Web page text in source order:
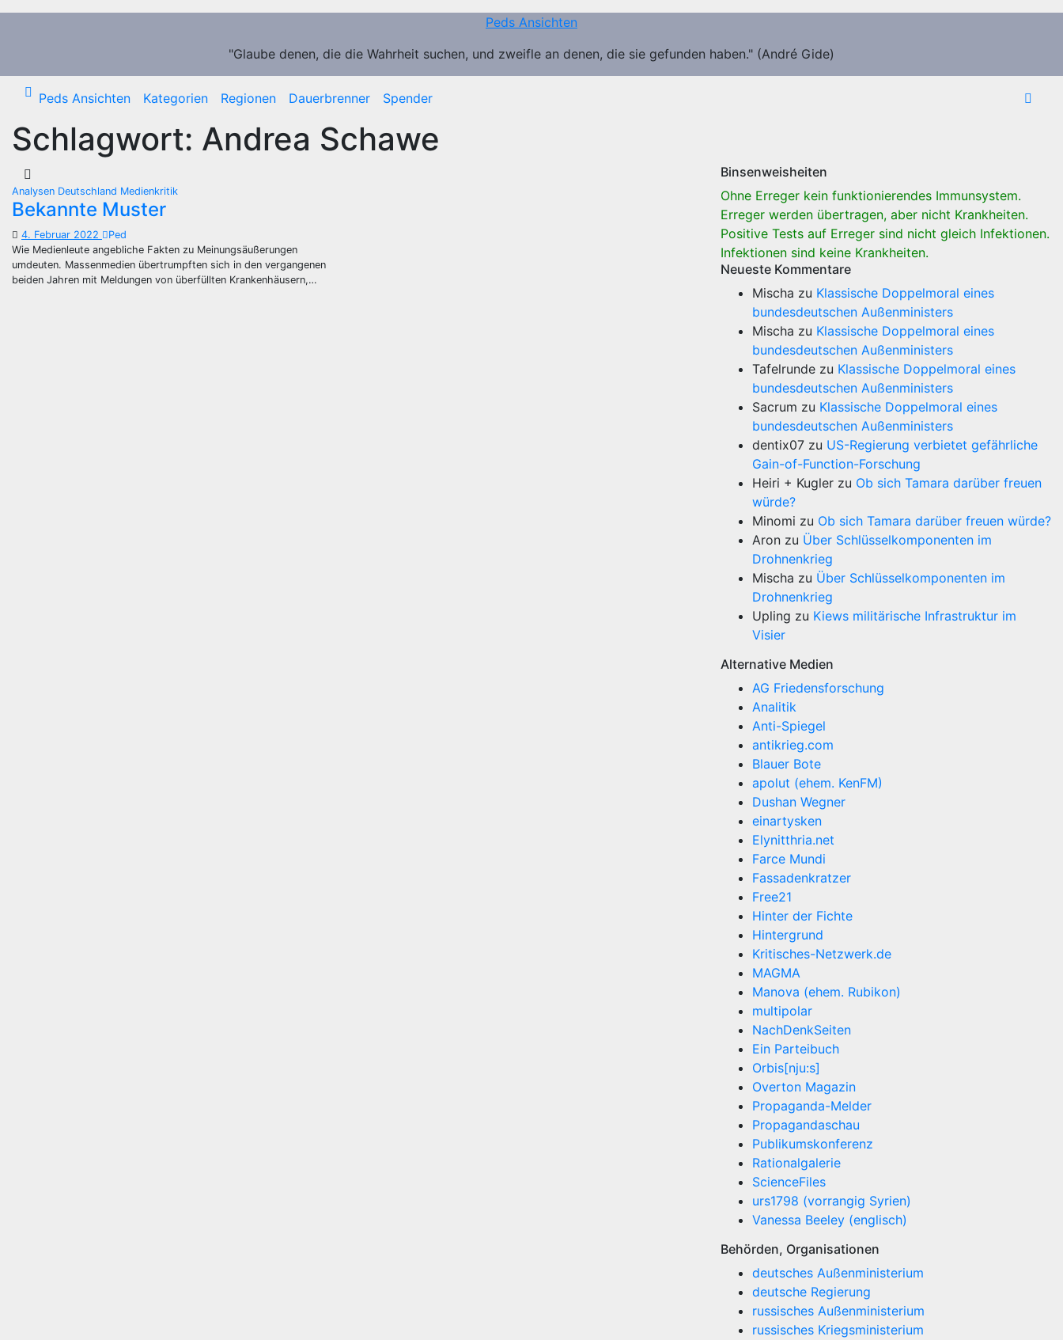
Zum
Peds Ansichten
"Glaube denen, die die Wahrheit suchen, und zweifle an denen, die sie gefunden haben." (André Gide)
Peds Ansichten Kategorien Regionen Dauerbrenner Spender
Schlagwort: Andrea Schawe
Analysen Deutschland Medienkritik
Bekannte Muster
4. Februar 2022
Ped
Wie Medienleute angebliche Fakten zu Meinungsäußerungen
umdeuten. Massenmedien übertrumpften sich in den vergangenen
beiden Jahren mit Meldungen von überfüllten Krankenhäusern,…
Binsenweisheiten
Ohne Erreger kein funktionierendes Immunsystem.
Erreger werden übertragen, aber nicht Krankheiten.
Positive Tests auf Erreger sind nicht gleich Infektionen.
Infektionen sind keine Krankheiten.
Neueste Kommentare
Mischa zu Klassische Doppelmoral eines
bundesdeutschen Außenministers
Mischa zu Klassische Doppelmoral eines
bundesdeutschen Außenministers
Tafelrunde zu Klassische Doppelmoral eines
bundesdeutschen Außenministers
Sacrum zu Klassische Doppelmoral eines
bundesdeutschen Außenministers
dentix07 zu US-Regierung verbietet gefährliche
Gain-of-Function-Forschung
Heiri + Kugler zu Ob sich Tamara darüber freuen
würde?
Minomi zu Ob sich Tamara darüber freuen würde?
Aron zu Über Schlüsselkomponenten im
Drohnenkrieg
Mischa zu Über Schlüsselkomponenten im
Drohnenkrieg
Upling zu Kiews militärische Infrastruktur im
Visier
Alternative Medien
AG Friedensforschung
Analitik
Anti-Spiegel
antikrieg.com
Blauer Bote
apolut (ehem. KenFM)
Dushan Wegner
einartysken
Elynitthria.net
Farce Mundi
Fassadenkratzer
Free21
Hinter der Fichte
Hintergrund
Kritisches-Netzwerk.de
MAGMA
Manova (ehem. Rubikon)
multipolar
NachDenkSeiten
Ein Parteibuch
Orbis[nju:s]
Overton Magazin
Propaganda-Melder
Propagandaschau
Publikumskonferenz
Rationalgalerie
ScienceFiles
urs1798 (vorrangig Syrien)
Vanessa Beeley (englisch)
Behörden, Organisationen
deutsches Außenministerium
deutsche Regierung
russisches Außenministerium
russisches Kriegsministerium